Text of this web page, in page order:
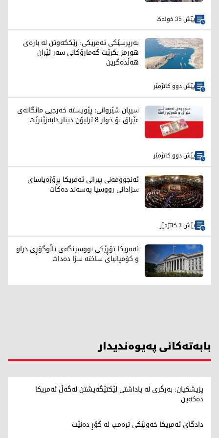
پێش 35 خولەک
بەرپرسێکی ئەمریکی: رێککەوتن لە بارەی
هورمز بکرێت گەمارۆکانی سەر ئێران
هەڵدەگرین
پێش دوو کاتژمێر
سیپان شێروانی: پێویستە خەرجیی مانگانەی
عێراق بۆ خوار 8 ترلیۆن دینار دابەزێنرێت
پێش دوو کاتژمێر
ئەنجوومەنی پیرانی ئەمریکا پڕۆژەیاسای
سزادانی رووسیا په‌سه‌ند ده‌كات
پێش 3 کاتژمێر
ئەمریکا تۆڕێکی نووسینگەی ئاڵوگۆڕی دراو
و کۆمپانیای ساختە سزا دەدات
بابەتەکانی پەیوەندیدار
پزیشکیان: بەرگری لە یاداشتی لێکتێگەیشتن لەگەڵ ئەمریکا
دەکەین
دادگای ئەمریکا خەونێکی ترەمپ لە گۆڕ دەنێت